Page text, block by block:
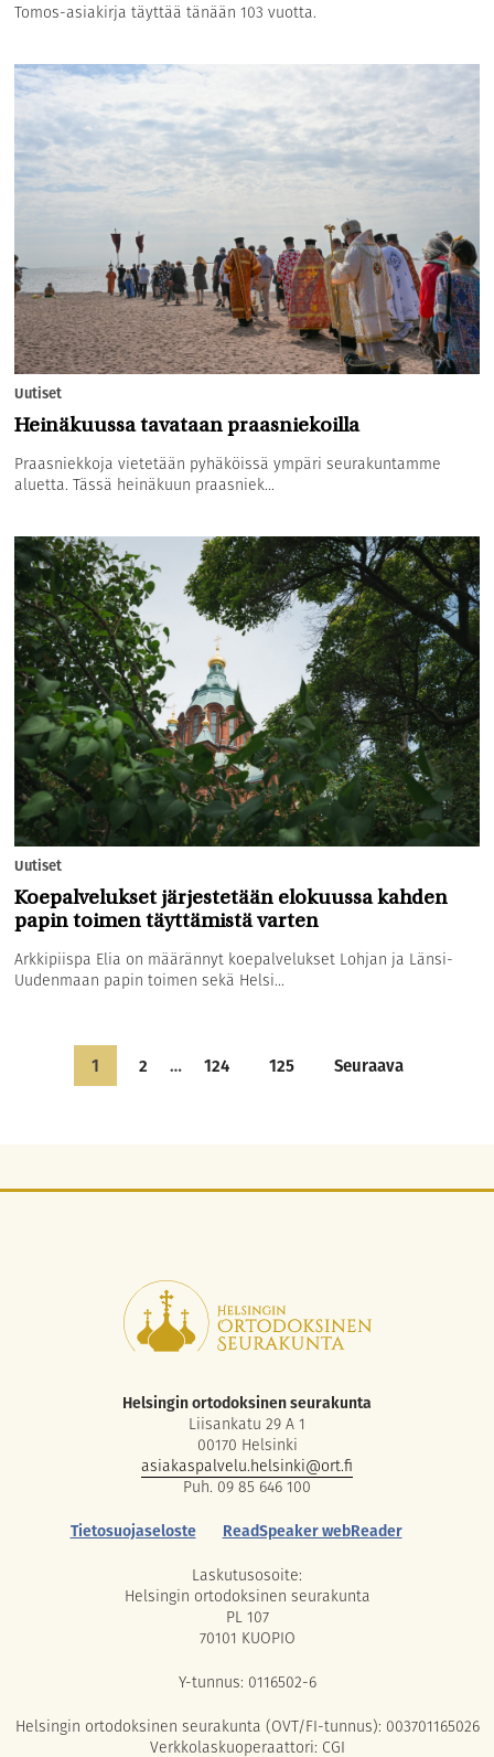
Tomos-asiakirja täyttää tänään 103 vuotta.
Uutiset
Heinäkuussa tavataan praasniekoilla
Praasniekkoja vietetään pyhäköissä ympäri seurakuntamme
aluetta. Tässä heinäkuun praasniek...
Uutiset
Koepalvelukset järjestetään elokuussa kahden
papin toimen täyttämistä varten
Arkkipiispa Elia on määrännyt koepalvelukset Lohjan ja Länsi-
Uudenmaan papin toimen sekä Helsi...
Artikkelien
1 2 … 124 125 Seuraava
Helsingin ortodoksinen seurakunta
Liisankatu 29 A 1
00170 Helsinki
asiakaspalvelu.helsinki@ort.fi
Puh. 09 85 646 100
Tietosuojaseloste
ReadSpeaker webReader
Laskutusosoite:
Helsingin ortodoksinen seurakunta
PL 107
70101 KUOPIO
Y-tunnus: 0116502-6
Helsingin ortodoksinen seurakunta (OVT/FI-tunnus): 003701165026
Verkkolaskuoperaattori: CGI